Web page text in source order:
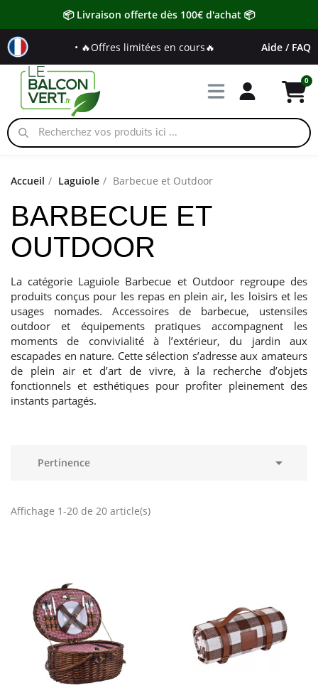
📦 Livraison offerte dès 100€ d'achat 📦
• 🔥Offres limitées en cours🔥 Aide / FAQ
Accueil Laguiole Barbecue et Outdoor
BARBECUE ET
OUTDOOR
La catégorie Laguiole Barbecue et Outdoor regroupe des
produits conçus pour les repas en plein air, les loisirs et les
usages nomades. Accessoires de barbecue, ustensiles
outdoor et équipements pratiques accompagnent les
moments de convivialité à l’extérieur, du jardin aux
escapades en nature. Cette sélection s’adresse aux amateurs
de plein air et d’art de vivre, à la recherche d’objets
fonctionnels et esthétiques pour profiter pleinement des
instants partagés.
Pertinence 
Affichage 1-20 de 20 article(s)
Aperçu